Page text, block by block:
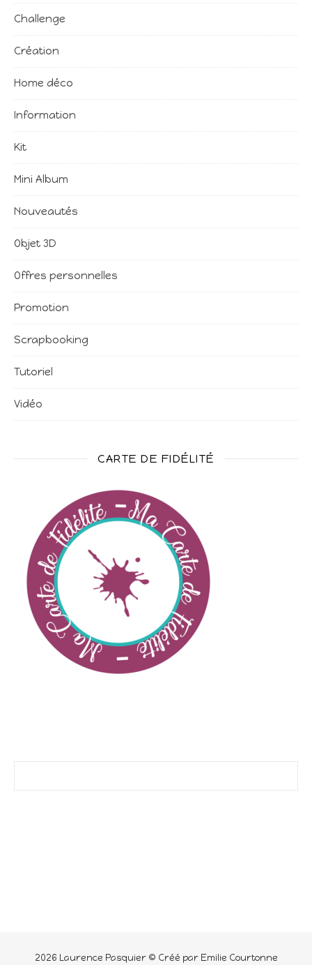
Challenge
Création
Home déco
Information
Kit
Mini Album
Nouveautés
Objet 3D
Offres personnelles
Promotion
Scrapbooking
Tutoriel
Vidéo
CARTE DE FIDÉLITÉ
2026 Laurence Pasquier © Créé par Emilie Courtonne